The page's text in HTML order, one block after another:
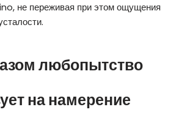
не переживая при этом ощущения
любопытство
на намерение